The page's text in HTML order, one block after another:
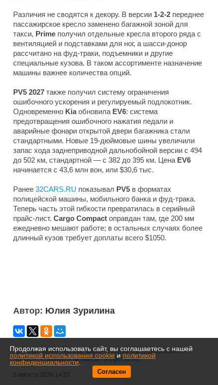
Различия не сводятся к декору. В версии 1-2-2 переднее
пассажирское кресло заменено багажной зоной для
такси, Prime получил отдельные кресла второго ряда с
вентиляцией и подставками для ног, а шасси-донор
рассчитано на фуд-траки, подъемники и другие
специальные кузова. В таком ассортименте назначение
машины важнее количества опций.
PV5 2027 также получил систему ограничения
ошибочного ускорения и регулируемый подлокотник.
Одновременно Kiaобновила EV6: система
предотвращения ошибочного нажатия педали и
аварийные фонари открытой двери багажника стали
стандартными. Новые 19-дюймовые шины увеличили
запас хода заднеприводной дальнобойной версии с 494
до 502 км, стандартной — с 382 до 395 км. Цена EV6
начинается с 43,6 млн вон, или $30,6 тыс.
Ранее 32CARS.RU показывал PV5 в форматах
полицейской машины, мобильного банка и фуд-трака.
Теперь часть этой гибкости превратилась в серийный
прайс-лист. Cargo Compact оправдан там, где 200 мм
ежедневно мешают работе; в остальных случаях более
длинный кузов требует доплаты всего $1050.
Автор: Юлия Зурилина
Использование текстов, фото- и видео сайта разрешается
только с указаниемактивной гиперссылки.
5 августа 2026 14:55
Продолжая использовать сайт, вы соглашаетесь с нашей
политикой использования cookieи политикой
конфиденциальности.
Согласен